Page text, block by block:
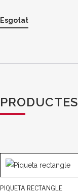
Esgotat
PIQUETA RECTANGLE